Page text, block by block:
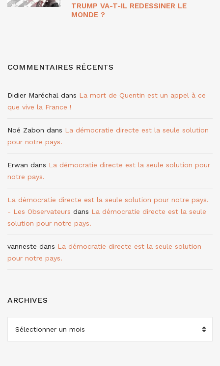
TRUMP VA-T-IL REDESSINER LE
MONDE ?
COMMENTAIRES RÉCENTS
Didier Maréchal dans La mort de Quentin est un appel à ce
que vive la France !
Noé Zabon dans La démocratie directe est la seule solution
pour notre pays.
Erwan dans La démocratie directe est la seule solution pour
notre pays.
La démocratie directe est la seule solution pour notre pays.
- Les Observateurs dans La démocratie directe est la seule
solution pour notre pays.
vanneste dans La démocratie directe est la seule solution
pour notre pays.
ARCHIVES
ARCHIVES